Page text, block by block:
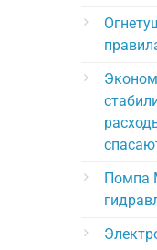
Помпа